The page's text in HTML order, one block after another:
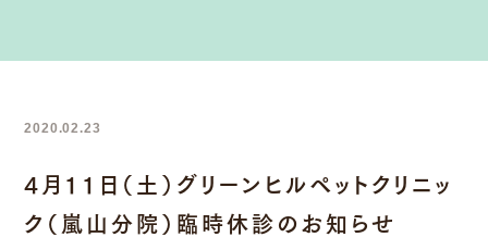
2020.02.23
4月11日（土）グリーンヒルペットクリニッ
ク（嵐山分院）臨時休診のお知らせ